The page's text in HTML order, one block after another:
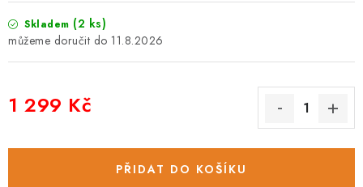
Skladem (2 ks)
11.8.2026
1 299 Kč
PŘIDAT DO KOŠÍKU